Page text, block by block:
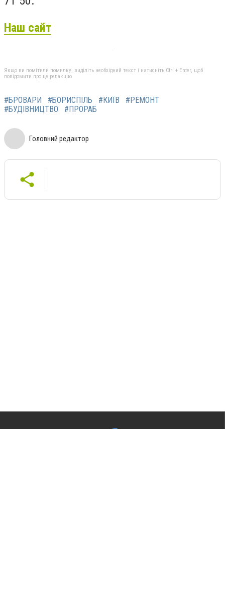
Наш сайт
Якщо ви помітили помилку, виділіть необхідний текст і натисніть Ctrl + Enter, щоб
повідомити про це редакцію
#БРОВАРИ #БОРИСПІЛЬ #КИЇВ
#РЕМОНТ
#БУДІВНИЦТВО
#ПРОРАБ
Головний редактор